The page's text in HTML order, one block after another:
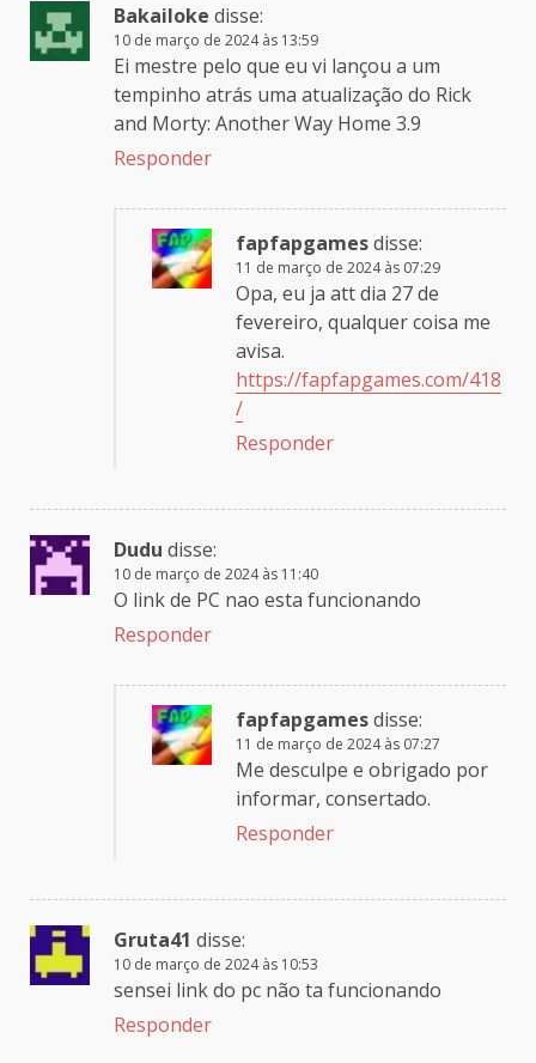
Bakailoke disse:
10 de março de 2024 às 13:59
Ei mestre pelo que eu vi lançou a um
tempinho atrás uma atualização do Rick
and Morty: Another Way Home 3.9
Responder
fapfapgamesdisse:
11 de março de 2024 às 07:29
Opa, eu ja att dia 27 de
fevereiro, qualquer coisa me
avisa.
https://fapfapgames.com/418
/
Responder
Dudu disse:
10 de março de 2024 às 11:40
O link de PC nao esta funcionando
Responder
fapfapgamesdisse:
11 de março de 2024 às 07:27
Me desculpe e obrigado por
informar, consertado.
Responder
Gruta41 disse:
10 de março de 2024 às 10:53
sensei link do pc não ta funcionando
Responder